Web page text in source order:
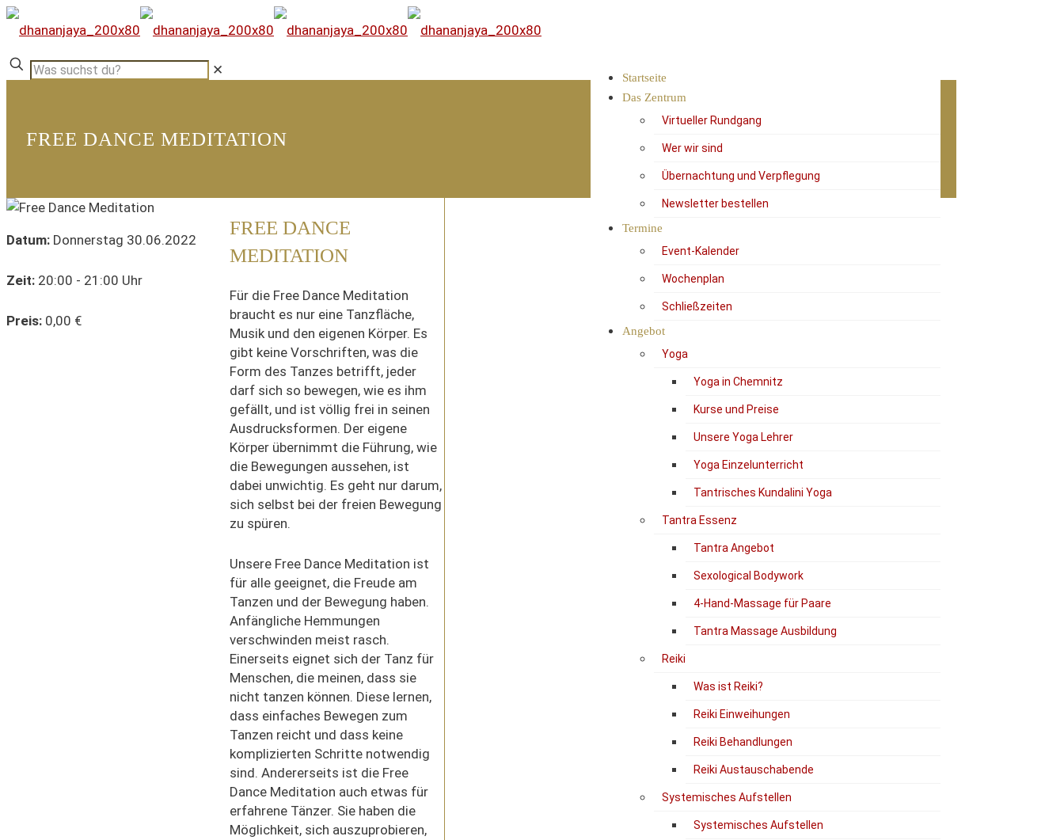
Startseite
Das Zentrum
Virtueller Rundgang
Wer wir sind
Übernachtung und Verpflegung
Newsletter bestellen
Termine
Event-Kalender
Wochenplan
Schließzeiten
Angebot
Yoga
Yoga in Chemnitz
Kurse und Preise
Unsere Yoga Lehrer
Yoga Einzelunterricht
Tantrisches Kundalini Yoga
Tantra Essenz
Tantra Angebot
Sexological Bodywork
4-Hand-Massage für Paare
Tantra Massage Ausbildung
Reiki
Was ist Reiki?
Reiki Einweihungen
Reiki Behandlungen
Reiki Austauschabende
Systemisches Aufstellen
Systemisches Aufstellen
✕
FREE DANCE MEDITATION
Datum: Donnerstag 30.06.2022
Zeit: 20:00 - 21:00 Uhr
Preis: 0,00 €
FREE DANCE
MEDITATION
Für die Free Dance Meditation
braucht es nur eine Tanzfläche,
Musik und den eigenen Körper. Es
gibt keine Vorschriften, was die
Form des Tanzes betrifft, jeder
darf sich so bewegen, wie es ihm
gefällt, und ist völlig frei in seinen
Ausdrucksformen. Der eigene
Körper übernimmt die Führung, wie
die Bewegungen aussehen, ist
dabei unwichtig. Es geht nur darum,
sich selbst bei der freien Bewegung
zu spüren.
Unsere Free Dance Meditation ist
für alle geeignet, die Freude am
Tanzen und der Bewegung haben.
Anfängliche Hemmungen
verschwinden meist rasch.
Einerseits eignet sich der Tanz für
Menschen, die meinen, dass sie
nicht tanzen können. Diese lernen,
dass einfaches Bewegen zum
Tanzen reicht und dass keine
komplizierten Schritte notwendig
sind. Andererseits ist die Free
Dance Meditation auch etwas für
erfahrene Tänzer. Sie haben die
Möglichkeit, sich auszuprobieren,